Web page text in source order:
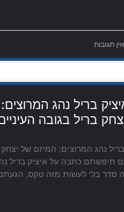
אין תגובות
בריל נהג המרוצים:
בריל בגובה
נהג המרוצים: המיזם של יצחק
חיפשתם כתבה על איציק בריל
סדר בלי לעשות מזה טקס,